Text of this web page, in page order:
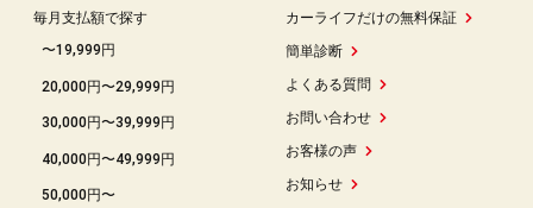
毎月支払額で探す
〜19,999円
20,000円〜29,999円
30,000円〜39,999円
40,000円〜49,999円
50,000円〜
カーライフだけの無料保証
簡単診断
よくある質問
お問い合わせ
お客様の声
お知らせ